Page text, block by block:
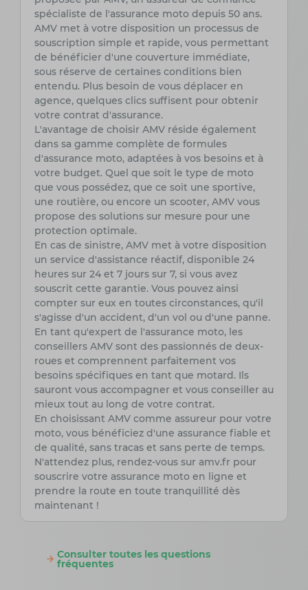
spécialiste de l'assurance moto depuis 50 ans.
AMV met à votre disposition un processus de
souscription simple et rapide, vous permettant
de bénéficier d'une couverture immédiate,
sous réserve de certaines conditions bien
entendu. Plus besoin de vous déplacer en
agence, quelques clics suffisent pour obtenir
votre contrat d'assurance.
L'avantage de choisir AMV réside également
dans sa gamme complète de formules
d'assurance moto, adaptées à vos besoins et à
votre budget. Quel que soit le type de moto
que vous possédez, que ce soit une sportive,
une routière, ou encore un scooter, AMV vous
propose des solutions sur mesure pour une
protection optimale.
En cas de sinistre, AMV met à votre disposition
un service d'assistance réactif, disponible 24
heures sur 24 et 7 jours sur 7, si vous avez
souscrit cette garantie. Vous pouvez ainsi
compter sur eux en toutes circonstances, qu'il
s'agisse d'un accident, d'un vol ou d'une panne.
En tant qu'expert de l'assurance moto, les
conseillers AMV sont des passionnés de deux-
roues et comprennent parfaitement vos
besoins spécifiques en tant que motard. Ils
sauront vous accompagner et vous conseiller au
mieux tout au long de votre contrat.
En choisissant AMV comme assureur pour votre
moto, vous bénéficiez d'une assurance fiable et
de qualité, sans tracas et sans perte de temps.
N'attendez plus, rendez-vous sur amv.fr pour
souscrire votre assurance moto en ligne et
prendre la route en toute tranquillité dès
maintenant !
Consulter toutes les questions
fréquentes